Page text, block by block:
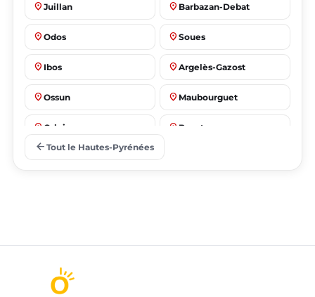
place Juillan place Barbazan-Debat
place Odos place Soues
place Ibos place Argelès-Gazost
place Ossun place Maubourguet
place Orleix place Bazet
arrow_back Tout le Hautes-Pyrénées